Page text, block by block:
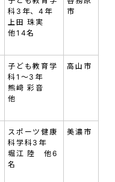
科3年、4年
上田 珠実
他14名
市
子ども教育学
科1～3年
熊﨑 彩音
他
高山市
スポーツ健康
科学科3年
堀江 陸 他6
名
美濃市